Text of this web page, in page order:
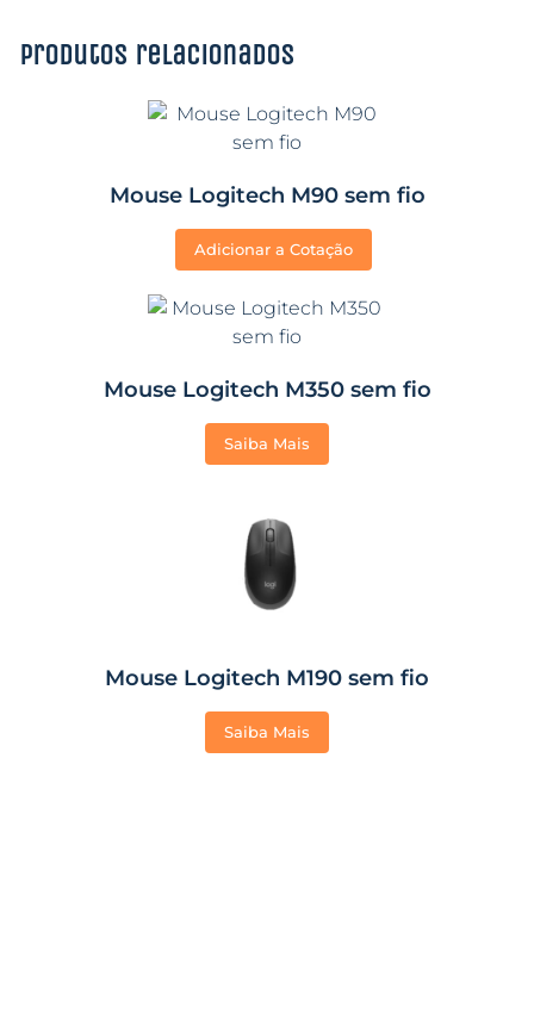
Produtos relacionados
Mouse Logitech M90 sem fio
Adicionar a Cotação
Mouse Logitech M350 sem fio
Saiba Mais
Mouse Logitech M190 sem fio
Saiba Mais